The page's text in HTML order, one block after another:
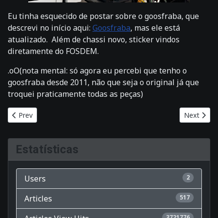
Eu tinha esquecido de postar sobre o goosfraba, que
descrevi no início aqui: Goosfraba, mas ele está
atualizado. Além de chassi novo, sticker vindos
diretamente do FOSDEM.
.oO(nota mental: só agora eu percebi que tenho o
goosfraba desde 2011, não que seja o original já que
troquei praticamente todas as peças)
Previous article: Atualizando a câmera do raspberry pi 3
Prev Next
Next
Estatísticas
Users 2
Articles 517